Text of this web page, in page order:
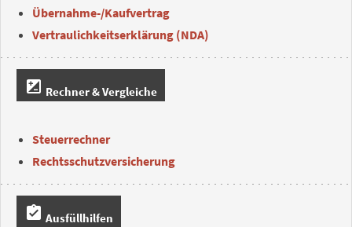
Übernahme-/Kaufvertrag
Vertraulichkeitserklärung (NDA)
iso Rechner & Vergleiche
Steuerrechner
Rechtsschutzversicherung
assignment_turned_in Ausfüllhilfen